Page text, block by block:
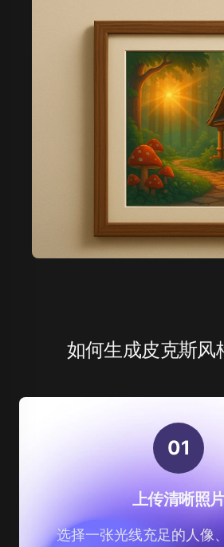
如何生成皮克斯风
01
上传清晰照
选择一张光线充足的人像